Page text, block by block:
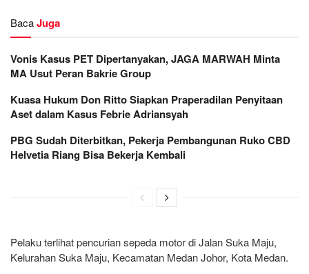
BacaJuga
Vonis Kasus PET Dipertanyakan, JAGA MARWAH Minta
MA Usut Peran Bakrie Group
Kuasa Hukum Don Ritto Siapkan Praperadilan Penyitaan
Aset dalam Kasus Febrie Adriansyah
PBG Sudah Diterbitkan, Pekerja Pembangunan Ruko CBD
Helvetia Riang Bisa Bekerja Kembali
Pelaku terlihat pencurian sepeda motor di Jalan Suka Maju,
Kelurahan Suka Maju, Kecamatan Medan Johor, Kota Medan.